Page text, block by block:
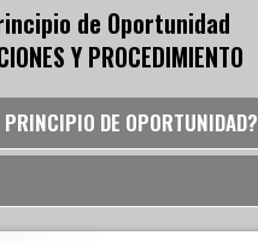
de Oportunidad
Y PROCEDIMIENTO
PRINCIPIO DE OPORTUNIDAD?